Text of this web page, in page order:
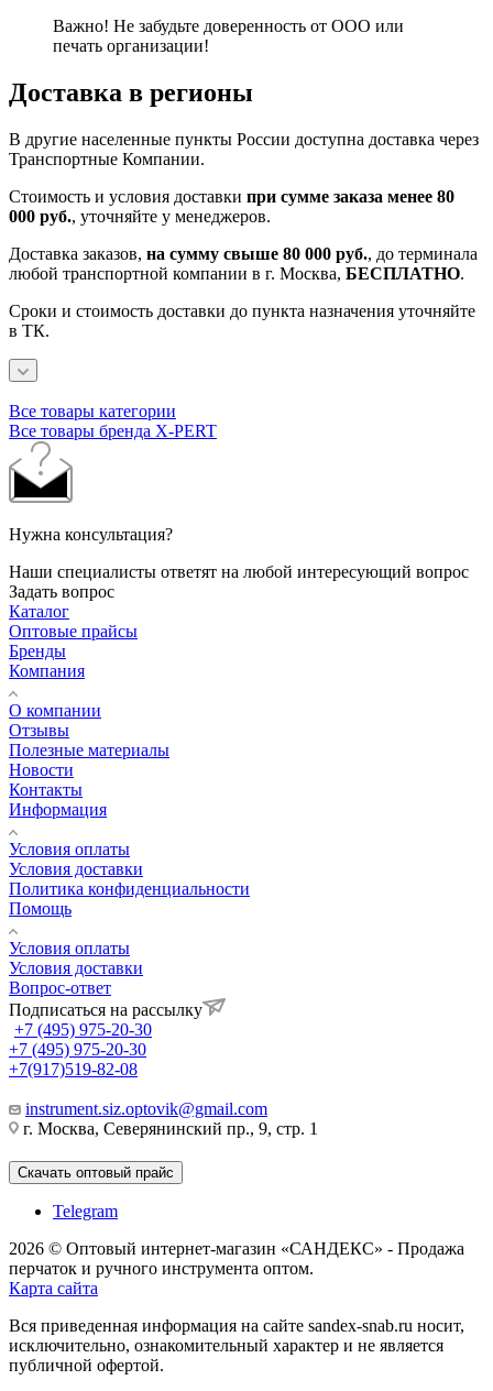
Важно! Не забудьте доверенность от ООО или
печать организации!
Доставка в регионы
В другие населенные пункты России доступна доставка через
Транспортные Компании.
Стоимость и условия доставки при сумме заказа менее 80
000 руб., уточняйте у менеджеров.
Доставка заказов, на сумму свыше 80 000 руб., до терминала
любой транспортной компании в г. Москва, БЕСПЛАТНО.
Сроки и стоимость доставки до пункта назначения уточняйте
в ТК.
Все товары категории
Все товары бренда X-PERT
Нужна консультация?
Наши специалисты ответят на любой интересующий вопрос
Задать вопрос
Каталог
Оптовые прайсы
Бренды
Компания
О компании
Отзывы
Полезные материалы
Новости
Контакты
Информация
Условия оплаты
Условия доставки
Политика конфиденциальности
Помощь
Условия оплаты
Условия доставки
Вопрос-ответ
Подписаться на рассылку
+7 (495) 975-20-30
+7 (495) 975-20-30
+7(917)519-82-08
instrument.siz.optovik@gmail.com
г. Москва, Северянинский пр., 9, стр. 1
Скачать оптовый прайс
Telegram
2026 © Оптовый интернет-магазин «САНДЕКС» - Продажа
перчаток и ручного инструмента оптом.
Карта сайта
Вся приведенная информация на сайте sandex-snab.ru носит,
исключительно, ознакомительный характер и не является
публичной офертой.